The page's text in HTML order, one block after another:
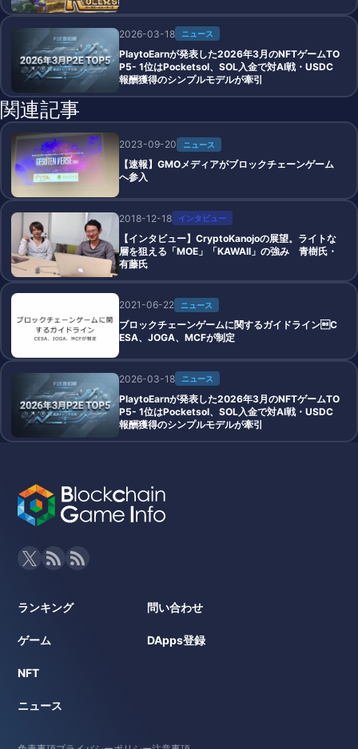
2026-03-18 ニュース
PlaytoEarnが発表した2026年3月のNFTゲームTO
P5- 1位はPocketsol、SOL入金で対AI戦・USDC
報酬獲得のシンプルモデルが牽引
関連記事
2023-09-20 ニュース
【速報】GMOメディアがブロックチェーンゲーム
へ参入
2018-12-18 インタビュー
【インタビュー】CryptoKanojoの展望。ライトな
層を狙える「MOE」「KAWAII」の強み 青樹氏・
有藤氏
2021-06-22 ニュース
ブロックチェーンゲームに関するガイドラインC
ESA、JOGA、MCFが制定
2026-03-18 ニュース
PlaytoEarnが発表した2026年3月のNFTゲームTO
P5- 1位はPocketsol、SOL入金で対AI戦・USDC
報酬獲得のシンプルモデルが牽引
ランキング
ゲーム
NFT
ニュース
問い合わせ
DApps登録